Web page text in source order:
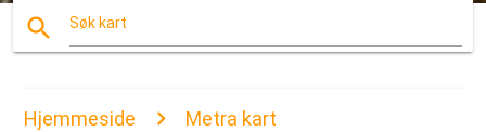
search Søk kart
Hjemmeside Metra kart